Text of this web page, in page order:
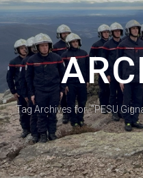
Tag Archives for: "PESU